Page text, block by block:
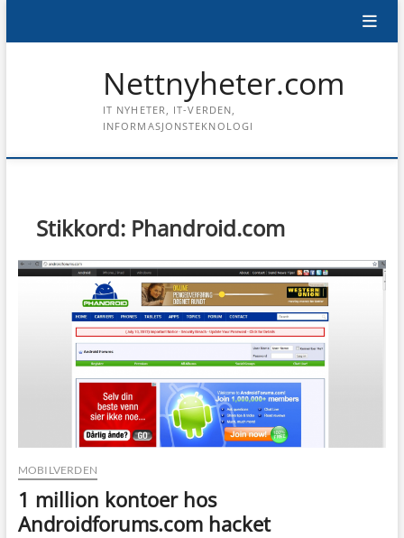
Nettnyheter.com
IT NYHETER, IT-VERDEN,
INFORMASJONSTEKNOLOGI
Stikkord: Phandroid.com
MOBILVERDEN
1 million kontoer hos
Androidforums.com hacket